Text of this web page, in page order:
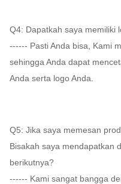
Q4: Dapatkah saya memiliki
------ Pasti Anda bisa, Kami
sehingga Anda dapat
Anda serta logo Anda.
Q5: Jika saya memesan
Bisakah saya mendapatkan
berikutnya?
------ Kami sangat bangga